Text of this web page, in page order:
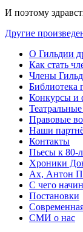
И поэтому
Другие
О Гильдии
Как стать
Члены
Библиотека
Конкурсы и
Правовые
Наши
Контакты
Пьесы к 80-
Хроники
Ах, Антон
С чего
Постановки
СМИ о нас